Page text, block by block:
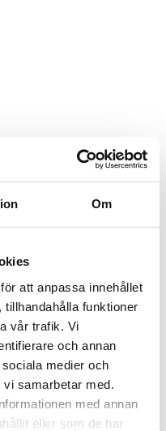
Om
att anpassa innehållet
funktioner
vår trafik. Vi
och annan
medier och
samarbetar med.
med annan
eller som de har
To order